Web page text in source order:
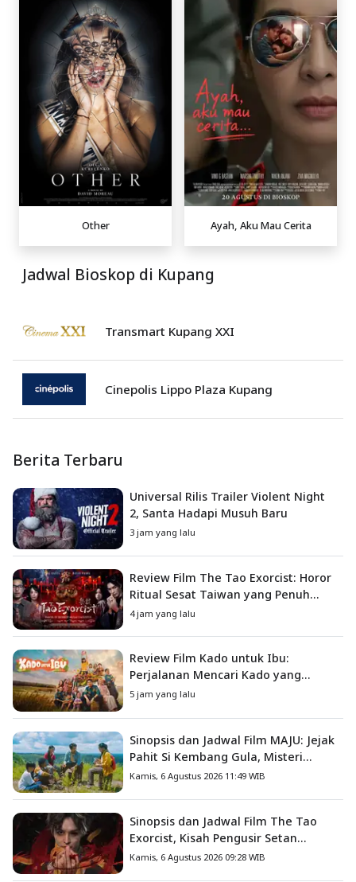
Other Ayah, Aku Mau Cerita
Jadwal Bioskop di Kupang
Transmart Kupang XXI
Cinepolis Lippo Plaza Kupang
Berita Terbaru
Universal Rilis Trailer Violent Night
2, Santa Hadapi Musuh Baru
3 jam yang lalu
Review Film The Tao Exorcist: Horor
Ritual Sesat Taiwan yang Penuh
Misteri dan Teror Psikologis
4 jam yang lalu
Review Film Kado untuk Ibu:
Perjalanan Mencari Kado yang
Mengajarkan Arti Keluarga
5 jam yang lalu
Sinopsis dan Jadwal Film MAJU: Jejak
Pahit Si Kembang Gula, Misteri
Hilangnya Bagas di Lokasi Jambore
Kamis, 6 Agustus 2026 11:49 WIB
Sinopsis dan Jadwal Film The Tao
Exorcist, Kisah Pengusir Setan
Melawan Kutukan Mematikan
Kamis, 6 Agustus 2026 09:28 WIB